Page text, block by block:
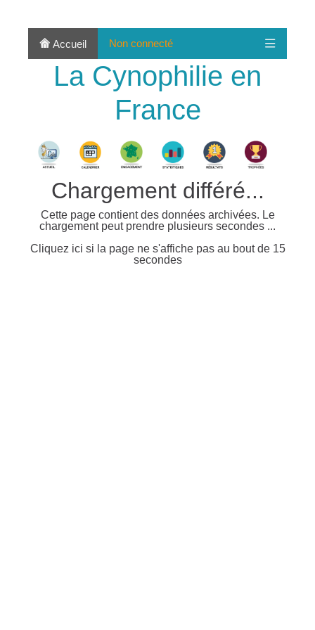
Accueil Non connecté
La Cynophilie en
France
Chargement différé...
Cette page contient des données archivées. Le
chargement peut prendre plusieurs secondes ...
Cliquez ici si la page ne s'affiche pas au bout de 15
secondes